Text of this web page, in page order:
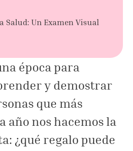
Salud: Un Examen Visual
época para
y demostrar
que más
año nos hacemos la
¿qué regalo puede